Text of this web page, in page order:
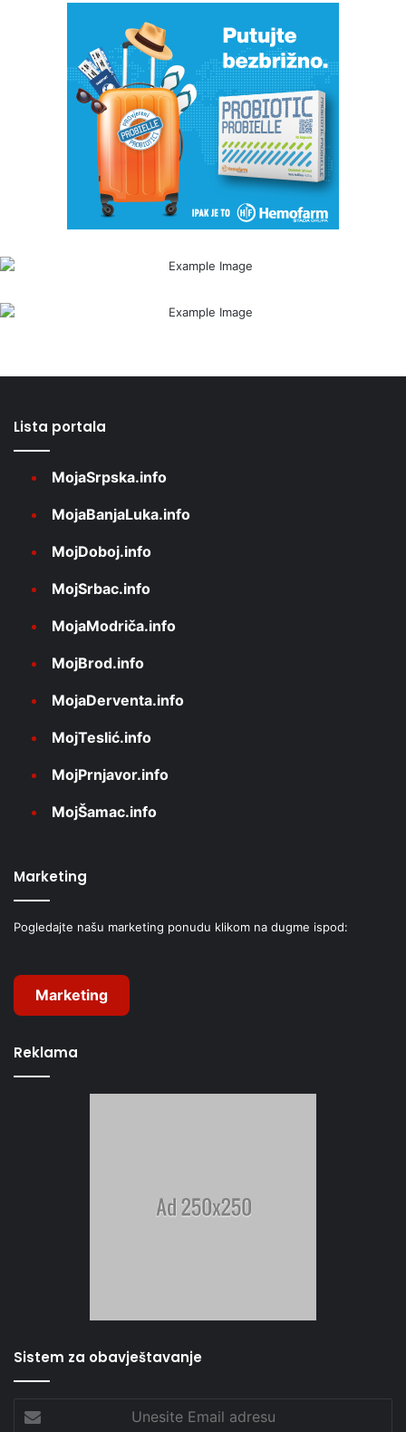
Lista portala
MojaSrpska.info
MojaBanjaLuka.info
MojDoboj.info
MojSrbac.info
MojaModriča.info
MojBrod.info
MojaDerventa.info
MojTeslić.info
MojPrnjavor.info
MojŠamac.info
Marketing
Pogledajte našu marketing ponudu klikom na dugme ispod:
Marketing
Reklama
Sistem za obavještavanje
Email